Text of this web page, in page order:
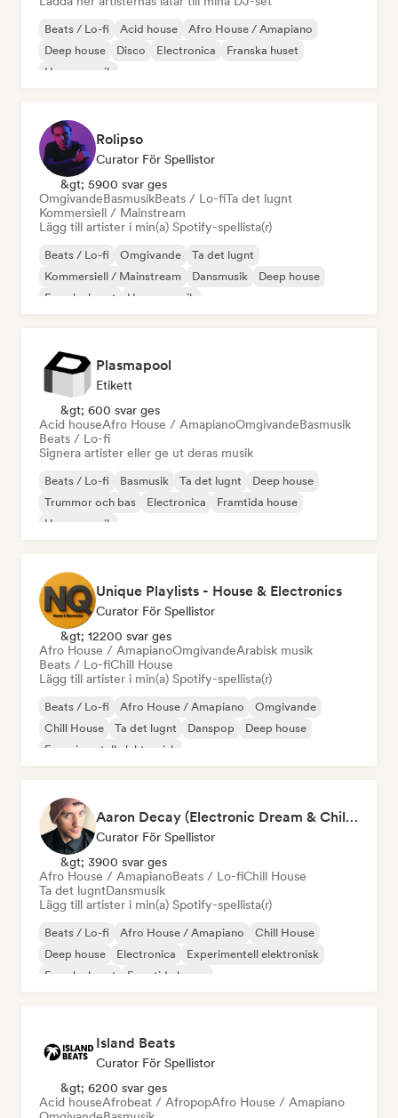
Beats / Lo-fi Acid house
Afro House / Amapiano
Deep house
Disco Electronica
Franska huset
House-musik
Rolipso
Curator För Spellistor
&gt; 5900 svar ges
OmgivandeBasmusikBeats / Lo-fiTa det lugnt
Kommersiell / Mainstream
Lägg till artister i min(a) Spotify-spellista(r)
Beats / Lo-fi Omgivande
Ta det lugnt
Kommersiell / Mainstream
Dansmusik
Deep house
Franska huset
House-musik
Plasmapool
Etikett
&gt; 600 svar ges
Acid houseAfro House / AmapianoOmgivandeBasmusik
Beats / Lo-fi
Signera artister eller ge ut deras musik
Beats / Lo-fi Basmusik Ta det lugnt
Deep house
Trummor och bas
Electronica
Framtida house
House-musik
Unique Playlists - House & Electronics
Curator För Spellistor
&gt; 12200 svar ges
Afro House / AmapianoOmgivandeArabisk musik
Beats / Lo-fiChill House
Lägg till artister i min(a) Spotify-spellista(r)
Beats / Lo-fi Afro House / Amapiano
Omgivande
Chill House
Ta det lugnt Danspop
Deep house
Experimentell elektronisk
Aaron Decay (Electronic Dream & Chill Electronic Dream playlists)
Curator För Spellistor
&gt; 3900 svar ges
Afro House / AmapianoBeats / Lo-fiChill House
Ta det lugntDansmusik
Lägg till artister i min(a) Spotify-spellista(r)
Beats / Lo-fi Afro House / Amapiano
Chill House
Deep house
Electronica
Experimentell elektronisk
Franska huset
Framtida house
Island Beats
Curator För Spellistor
&gt; 6200 svar ges
Acid houseAfrobeat / AfropopAfro House / Amapiano